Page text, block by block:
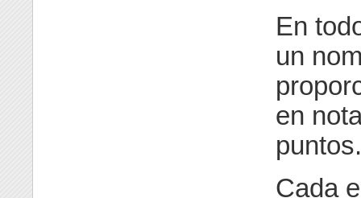
En
un
en
puntos.
Cada